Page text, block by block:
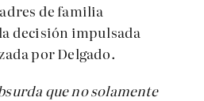
de familia
decisión impulsada
por Delgado.
que no solamente